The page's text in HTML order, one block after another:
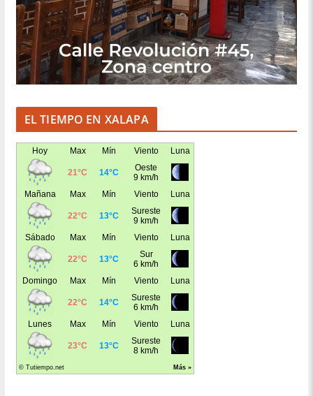
EL TIEMPO EN XALAPA